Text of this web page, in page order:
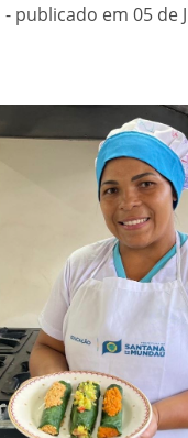
publicado em 05 de